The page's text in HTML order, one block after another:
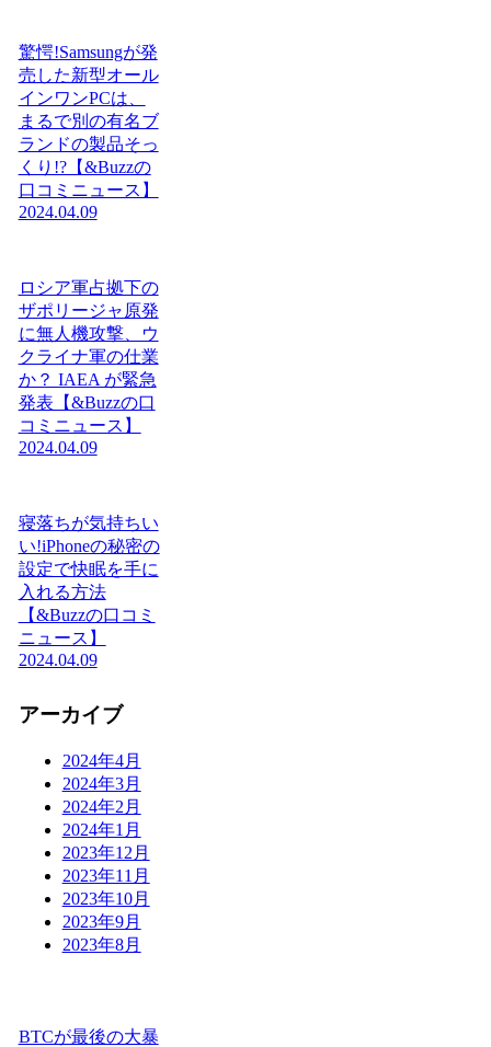
驚愕!Samsungが発
売した新型オール
インワンPCは、
まるで別の有名ブ
ランドの製品そっ
くり!?【&Buzzの
口コミニュース】
2024.04.09
ロシア軍占拠下の
ザポリージャ原発
に無人機攻撃、ウ
クライナ軍の仕業
か？ IAEA が緊急
発表【&Buzzの口
コミニュース】
2024.04.09
寝落ちが気持ちい
い!iPhoneの秘密の
設定で快眠を手に
入れる方法
【&Buzzの口コミ
ニュース】
2024.04.09
アーカイブ
2024年4月
2024年3月
2024年2月
2024年1月
2023年12月
2023年11月
2023年10月
2023年9月
2023年8月
BTCが最後の大暴